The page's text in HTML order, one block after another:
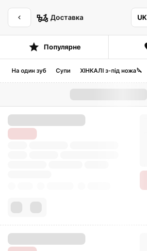
Доставка UK
Популярне
На один зуб Супи ХІНКАЛІ з-під ножа🔪